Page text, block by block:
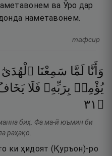
ва Ӯро дар
наметавонем.
тафсир
وَأَنَّا لَمَّا سَمِعْنَا ٱلْهُدَىٰٓ
يُؤْمِنۢ بِرَبِّهِۦ فَلَا
۝ ١٣
биҳ. Фа ма-й юъмин би
раҳақо.
ки ҳидоят (Қуръон)-ро